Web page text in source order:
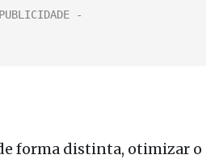
forma distinta, otimizar o